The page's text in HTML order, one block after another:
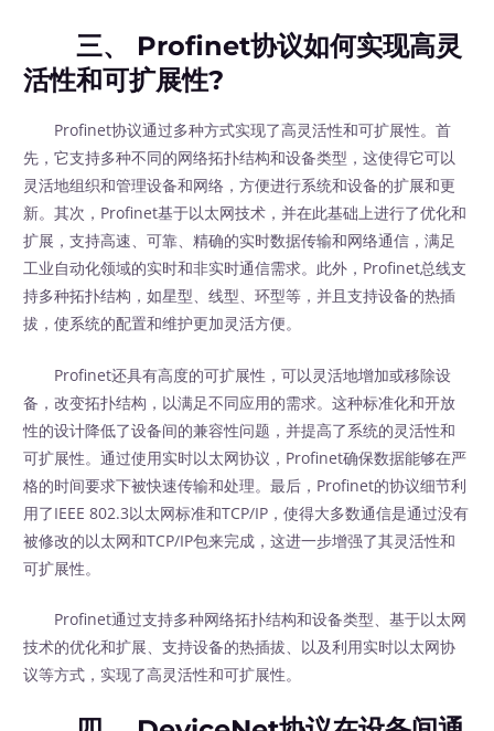
三、 Profinet协议如何实现高灵
活性和可扩展性?
Profinet协议通过多种方式实现了高灵活性和可扩展性。首
先，它支持多种不同的网络拓扑结构和设备类型，这使得它可以
灵活地组织和管理设备和网络，方便进行系统和设备的扩展和更
新。其次，Profinet基于以太网技术，并在此基础上进行了优化和
扩展，支持高速、可靠、精确的实时数据传输和网络通信，满足
工业自动化领域的实时和非实时通信需求。此外，Profinet总线支
持多种拓扑结构，如星型、线型、环型等，并且支持设备的热插
拔，使系统的配置和维护更加灵活方便。
Profinet还具有高度的可扩展性，可以灵活地增加或移除设
备，改变拓扑结构，以满足不同应用的需求。这种标准化和开放
性的设计降低了设备间的兼容性问题，并提高了系统的灵活性和
可扩展性。通过使用实时以太网协议，Profinet确保数据能够在严
格的时间要求下被快速传输和处理。最后，Profinet的协议细节利
用了IEEE 802.3以太网标准和TCP/IP，使得大多数通信是通过没有
被修改的以太网和TCP/IP包来完成，这进一步增强了其灵活性和
可扩展性。
Profinet通过支持多种网络拓扑结构和设备类型、基于以太网
技术的优化和扩展、支持设备的热插拔、以及利用实时以太网协
议等方式，实现了高灵活性和可扩展性。